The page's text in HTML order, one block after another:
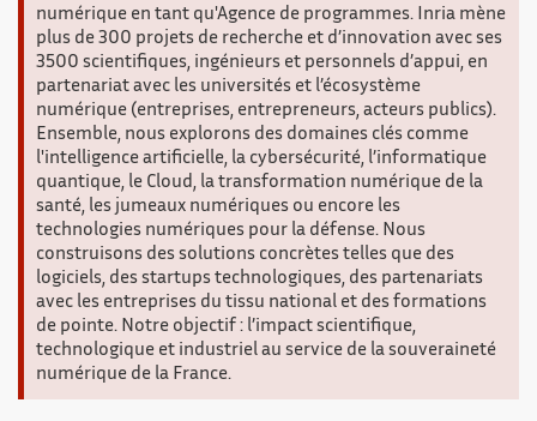
numérique en tant qu'Agence de programmes. Inria mène
plus de 300 projets de recherche et d’innovation avec ses
3500 scientifiques, ingénieurs et personnels d’appui, en
partenariat avec les universités et l’écosystème
numérique (entreprises, entrepreneurs, acteurs publics).
Ensemble, nous explorons des domaines clés comme
l'intelligence artificielle, la cybersécurité, l’informatique
quantique, le Cloud, la transformation numérique de la
santé, les jumeaux numériques ou encore les
technologies numériques pour la défense. Nous
construisons des solutions concrètes telles que des
logiciels, des startups technologiques, des partenariats
avec les entreprises du tissu national et des formations
de pointe. Notre objectif : l’impact scientifique,
technologique et industriel au service de la souveraineté
numérique de la France.